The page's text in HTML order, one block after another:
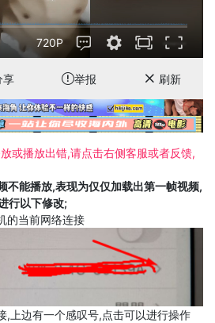
720P
享 举报 刷新
或播放出错,请点击右侧客服或者反馈,
不能播放,表现为仅仅加载出第一帧视频,
行以下修改;
的当前网络连接
,上边有一个感叹号,点击可以进行操作